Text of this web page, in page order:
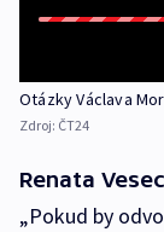
Otázky Václava
Zdroj: ČT24
Renata
„Pokud by